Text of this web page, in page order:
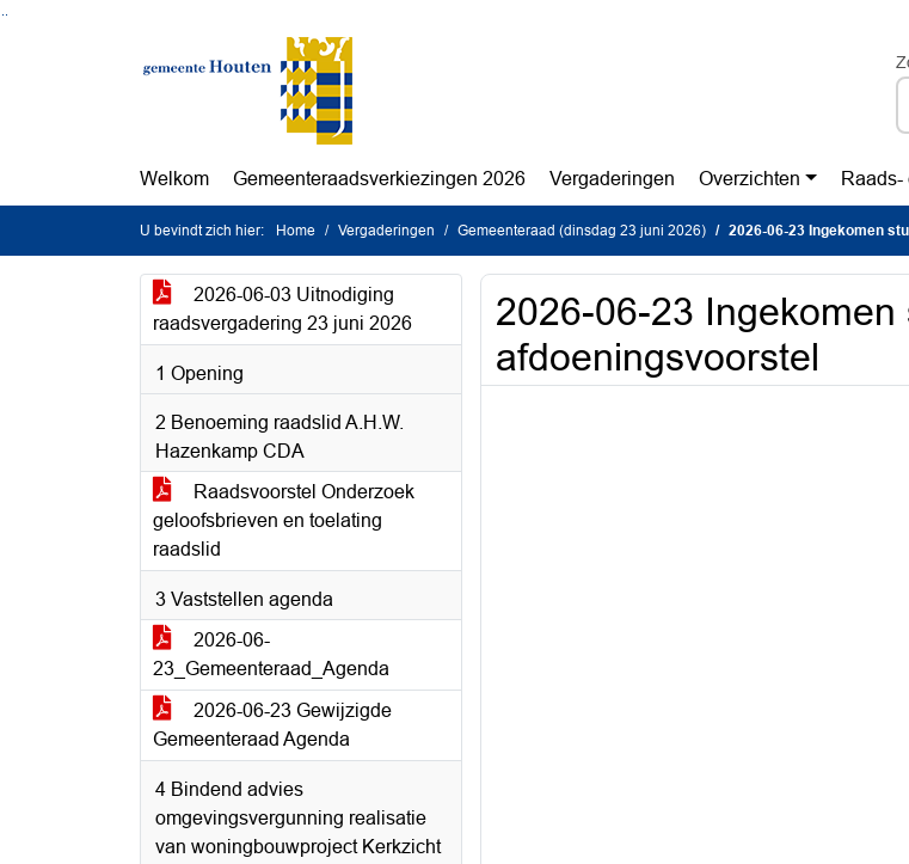
Welkom Gemeenteraadsverkiezingen 2026 Vergaderingen Overzichten Raads-
U bevindt zich hier: Home Vergaderingen Gemeenteraad (dinsdag 23 juni 2026) 2026-06-23 Ingekomen
2026-06-03 Uitnodiging
raadsvergadering 23 juni 2026
1 Opening
2 Benoeming raadslid A.H.W.
Hazenkamp CDA
Raadsvoorstel Onderzoek
geloofsbrieven en toelating
raadslid
3 Vaststellen agenda
2026-06-
23_Gemeenteraad_Agenda
2026-06-23 Gewijzigde
Gemeenteraad Agenda
4 Bindend advies
omgevingsvergunning realisatie
van woningbouwproject Kerkzicht
2026-06-23 Ingekomen
afdoeningsvoorstel